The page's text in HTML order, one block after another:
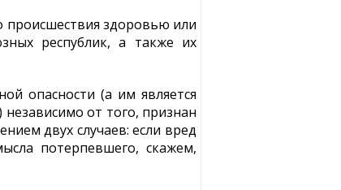
происшествия здоровью или
республик, а также их
опасности (а им является
от того, признан
двух случаев: если вред
потерпевшего, скажем,